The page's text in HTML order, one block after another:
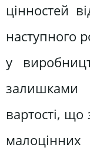
цінностей
наступного
у
залишками
вартості, що